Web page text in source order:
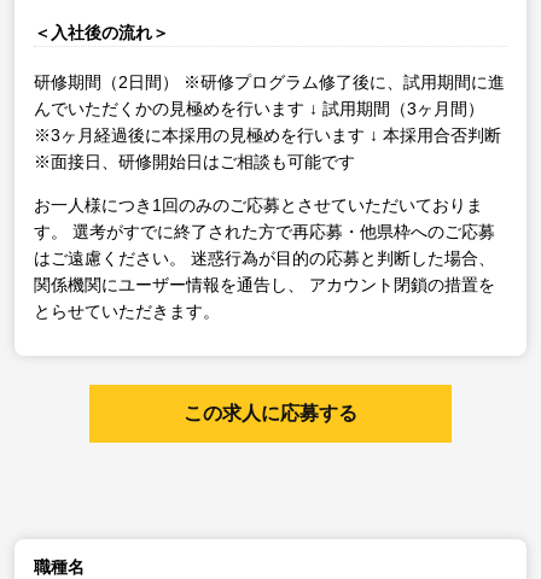
＜入社後の流れ＞
研修期間（2日間）
※研修プログラム修了後に、試用期間に進
んでいただくかの見極めを行います ↓ 試用期間（3ヶ月間）
※3ヶ月経過後に本採用の見極めを行います ↓ 本採用合否判断
※面接日、研修開始日はご相談も可能です
お一人様につき1回のみのご応募とさせていただいておりま
す。
選考がすでに終了された方で再応募・他県枠へのご応募
はご遠慮ください。
迷惑行為が目的の応募と判断した場合、
関係機関にユーザー情報を通告し、
アカウント閉鎖の措置を
とらせていただきます。
この求人に応募する
職種名